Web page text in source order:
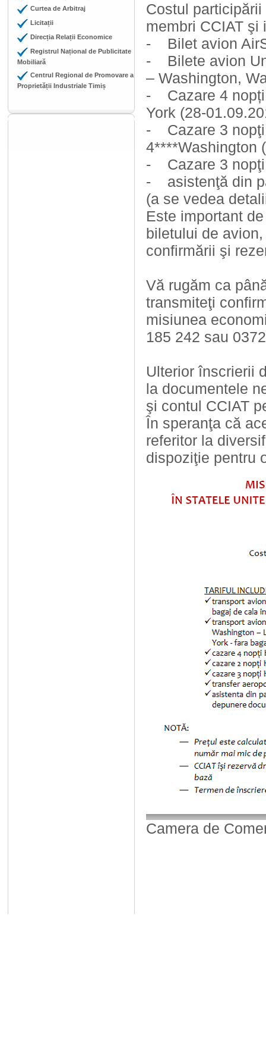
Curtea de Arbitraj
Licitații
Direcția Relații Economice
Registrul Național de Publicitate
Mobiliară
Centrul Regional de Promovare a
Proprietății Industriale Timiș
Costul
membri CCIAT şi
- Bilet avion
- Bilete avion
– Washington,
- Cazare 4 nopți
York (28-
- Cazare 3 nopţi
4****Washington
- Cazare 3 nopţi
- asistenţă din
(a se vedea
Este important
biletului de
confirmării şi
Vă rugăm ca
transmiteţi
misiunea
185 242 sau
Ulterior înscrierii
la documentele
şi contul CCIAT
În speranţa că
referitor la
dispoziţie pentru
Camera de